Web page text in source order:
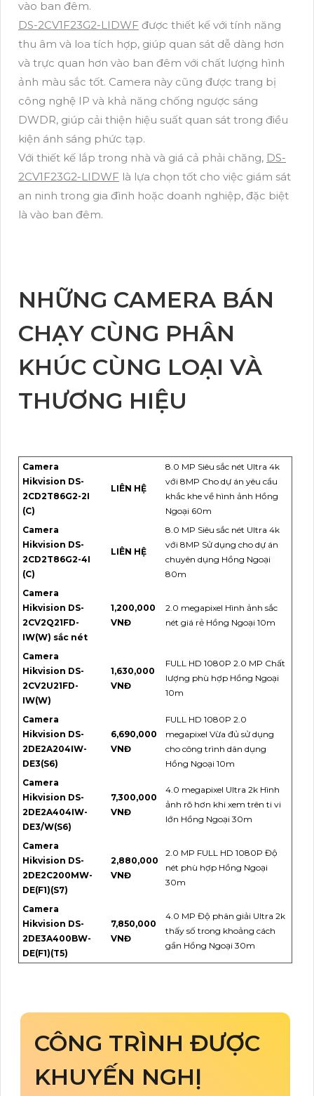
vào ban đêm.
DS-2CV1F23G2-LIDWF được thiết kế với tính năng
thu âm và loa tích hợp, giúp quan sát dễ dàng hơn
và trực quan hơn vào ban đêm với chất lượng hình
ảnh màu sắc tốt. Camera này cũng được trang bị
công nghệ IP và khả năng chống ngược sáng
DWDR, giúp cải thiện hiệu suất quan sát trong điều
kiện ánh sáng phức tạp.
Với thiết kế lắp trong nhà và giá cả phải chăng, DS-
2CV1F23G2-LIDWF là lựa chọn tốt cho việc giám sát
an ninh trong gia đình hoặc doanh nghiệp, đặc biệt
là vào ban đêm.
NHỮNG CAMERA BÁN
CHẠY CÙNG PHÂN
KHÚC CÙNG LOẠI VÀ
THƯƠNG HIỆU
Camera
Hikvision DS-
2CD2T86G2-2I
(C)
LIÊN HỆ
8.0 MP Siêu sắc nét Ultra 4k
với 8MP Cho dự án yêu cầu
khắc khe về hình ảnh Hồng
Ngoại 60m
Camera
Hikvision DS-
2CD2T86G2-4I
(C)
LIÊN HỆ
8.0 MP Siêu sắc nét Ultra 4k
với 8MP Sử dụng cho dự án
chuyên dụng Hồng Ngoại
80m
Camera
Hikvision DS-
2CV2Q21FD-
IW(W) sắc nét
1,200,000
VNĐ
2.0 megapixel Hình ảnh sắc
nét giá rẻ Hồng Ngoại 10m
Camera
Hikvision DS-
2CV2U21FD-
IW(W)
1,630,000
VNĐ
FULL HD 1080P 2.0 MP Chất
lượng phù hợp Hồng Ngoại
10m
Camera
Hikvision DS-
2DE2A204IW-
DE3(S6)
6,690,000
VNĐ
FULL HD 1080P 2.0
megapixel Vừa đủ sử dụng
cho công trình dân dụng
Hồng Ngoại 10m
Camera
Hikvision DS-
2DE2A404IW-
DE3/W(S6)
7,300,000
VNĐ
4.0 megapixel Ultra 2k Hình
ảnh rõ hơn khi xem trên ti vi
lớn Hồng Ngoại 30m
Camera
Hikvision DS-
2DE2C200MW-
DE(F1)(S7)
2,880,000
VNĐ
2.0 MP FULL HD 1080P Độ
nét phù hợp Hồng Ngoại
30m
Camera
Hikvision DS-
2DE3A400BW-
DE(F1)(T5)
7,850,000
VNĐ
4.0 MP Độ phân giải Ultra 2k
thấy số trong khoảng cách
gần Hồng Ngoại 30m
CÔNG TRÌNH ĐƯỢC
KHUYẾN NGHỊ